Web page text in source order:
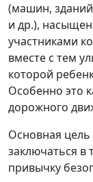
(машин,
и др.),
участниками
вместе с тем
которой
Особенно это
дорожного
Основная
заключаться в
привычку